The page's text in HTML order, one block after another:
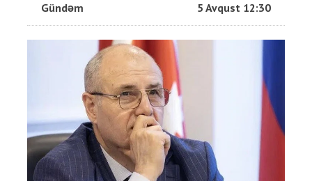
Gündəm 5 Avqust 12:30